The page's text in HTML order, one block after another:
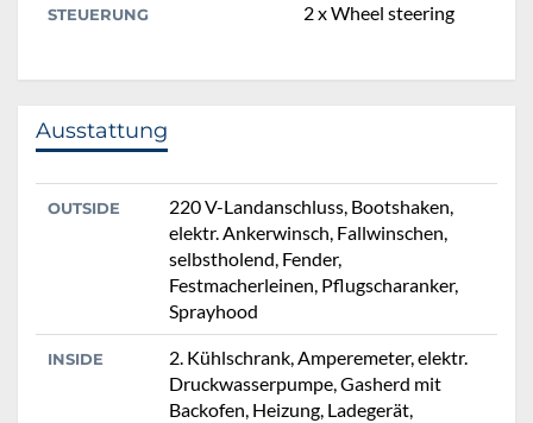
STEUERUNG 2 x Wheel steering
Ausstattung
OUTSIDE
220 V-Landanschluss, Bootshaken,
elektr. Ankerwinsch, Fallwinschen,
selbstholend, Fender,
Festmacherleinen, Pflugscharanker,
Sprayhood
INSIDE
2. Kühlschrank, Amperemeter, elektr.
Druckwasserpumpe, Gasherd mit
Backofen, Heizung, Ladegerät,